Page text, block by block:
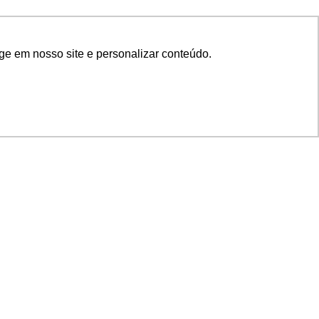
em nosso site e personalizar conteúdo.